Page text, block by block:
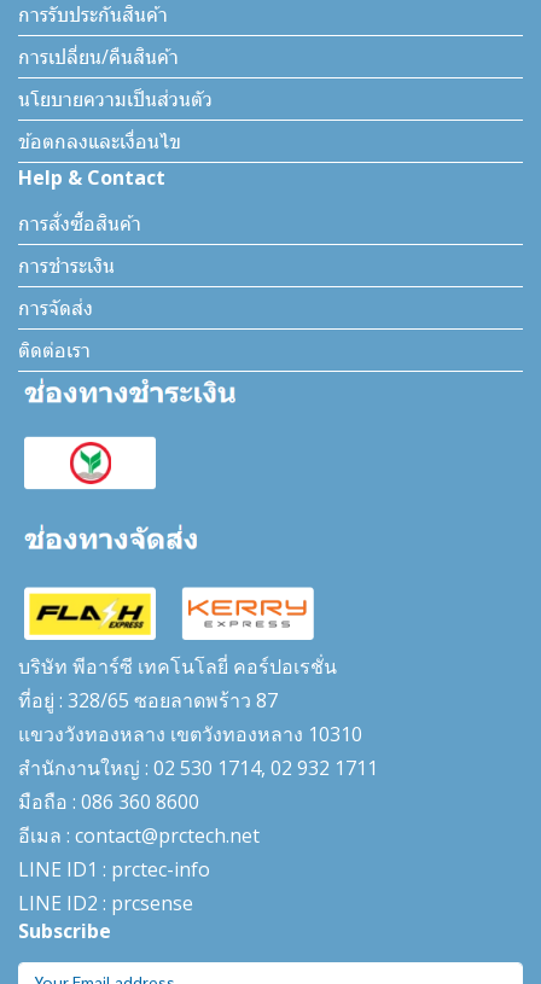
การรับประกันสินค้า
การเปลี่ยน/คืนสินค้า
นโยบายความเป็นส่วนตัว
ข้อตกลงและเงื่อนไข
Help & Contact
การสั่งซื้อสินค้า
การชำระเงิน
การจัดส่ง
ติดต่อเรา
บริษัท พีอาร์ซี เทคโนโลยี่ คอร์ปอเรชั่น
ที่อยู่ : 328/65 ซอยลาดพร้าว 87
แขวงวังทองหลาง เขตวังทองหลาง 10310
สำนักงานใหญ่ : 02 530 1714, 02 932 1711
มือถือ : 086 360 8600
อีเมล : contact@prctech.net
LINE ID1 : prctec-info
LINE ID2 : prcsense
Subscribe